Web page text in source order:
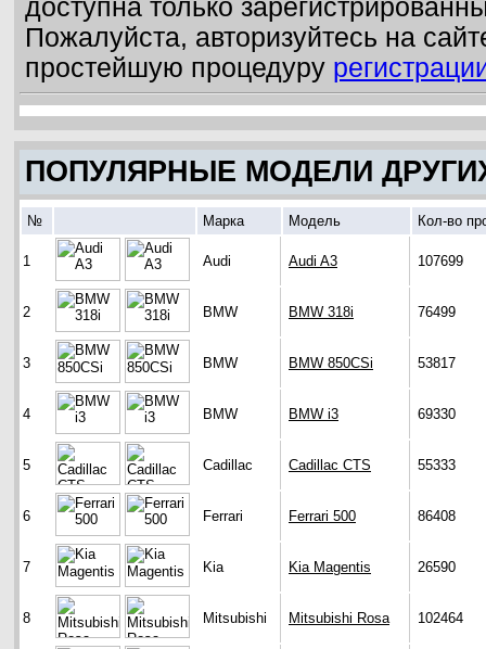
доступна только
Пожалуйста, авторизуйтесь на
простейшую процедуру
ПОПУЛЯРНЫЕ МОДЕЛИ
№ Марка Модель Кол-во
1 Audi Audi A3 107699
2 BMW BMW 318i 76499
3 BMW BMW 850CSi 53817
4 BMW BMW i3 69330
5 Cadillac Cadillac CTS 55333
6 Ferrari Ferrari 500 86408
7 Kia Kia Magentis 26590
8 Mitsubishi Mitsubishi Rosa 102464